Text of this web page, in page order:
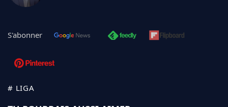
S'abonner
# LIGA